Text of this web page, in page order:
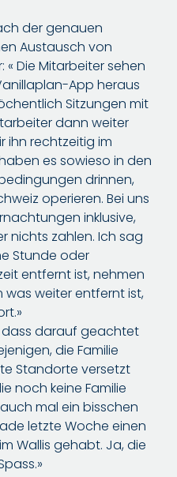
der genauen
Austausch von
Die Mitarbeiter sehen
App heraus
Sitzungen mit
dann weiter
ihn rechtzeitig im
es sowieso in den
drinnen,
operieren. Bei uns
inklusive,
nichts zahlen. Ich sag
Stunde oder
entfernt ist, nehmen
was weiter entfernt ist,
dass darauf geachtet
die Familie
Standorte versetzt
noch keine Familie
mal ein bisschen
letzte Woche einen
Wallis gehabt. Ja, die